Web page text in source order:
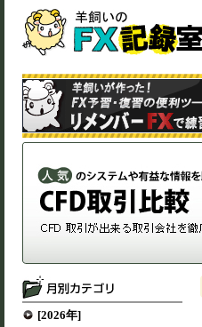
[2026年]